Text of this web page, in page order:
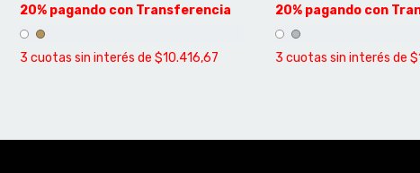
3 cuotas sin interés de $10.416,67 3 cuotas sin interés de